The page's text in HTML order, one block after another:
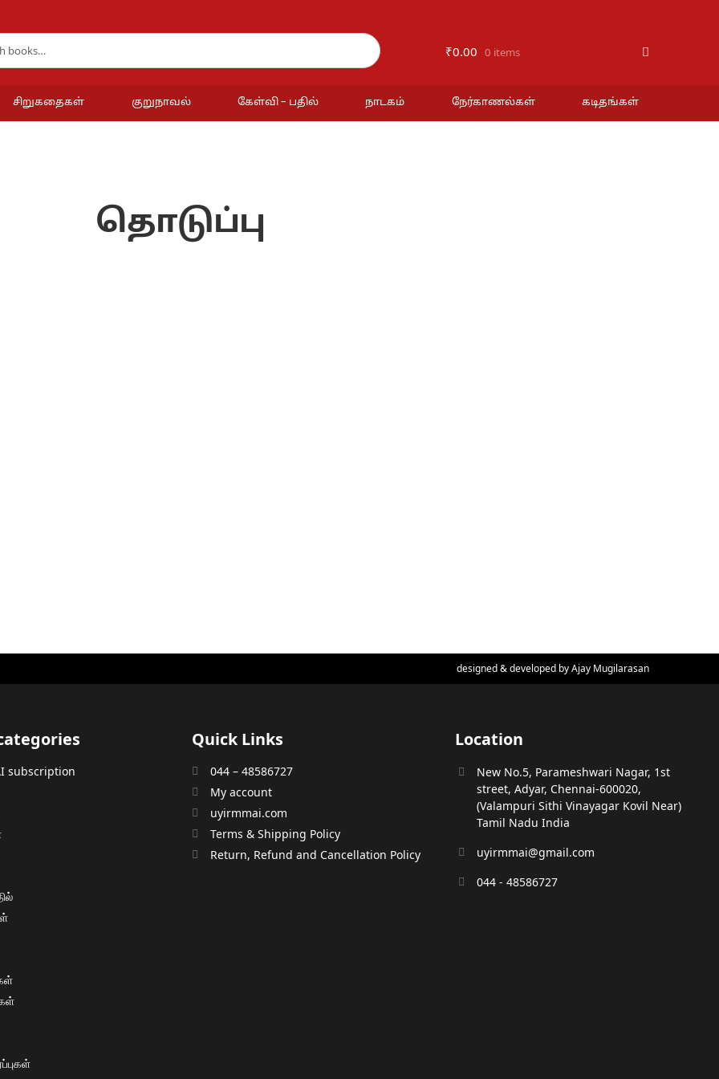
₹0.00 0 items
சிறுகதைகள் குறுநாவல் கேள்வி – பதில் நாடகம் நேர்காணல்கள் கடிதங்கள்
தொடுப்பு
designed & developed byAjay Mugilarasan
subscription
Quick Links
044 – 48586727
My account
uyirmmai.com
Terms & Shipping Policy
Return, Refund and Cancellation Policy
Location
New No.5, Parameshwari Nagar, 1st
street, Adyar, Chennai-600020,
(Valampuri Sithi Vinayagar Kovil Near)
Tamil Nadu India
uyirmmai@gmail.com
044 - 48586727